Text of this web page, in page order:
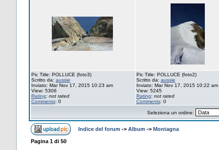
Pic Title: POLLUCE (foto3)
Scritto da: aussie
Inviato: Mar Nov 17, 2015 10:23 am
View: 5306
Rating: not rated
Comments: 0
Pic Title: POLLUCE (foto2)
Scritto da: aussie
Inviato: Mar Nov 17, 2015 10:22 am
View: 5245
Rating: not rated
Comments: 0
Seleziona un ordine:
Indice del forum -> Album -> Montagna
Pagina 1di 50